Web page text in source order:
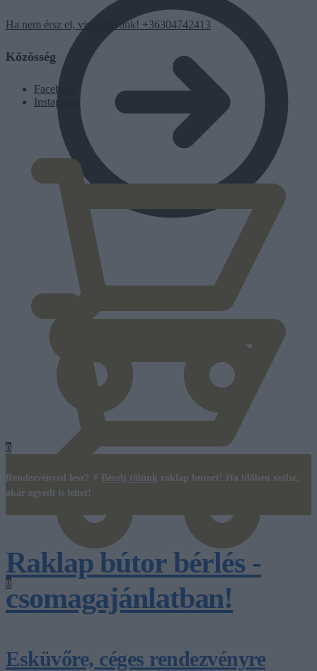
0
Ha nem érsz el, visszahívunk! +36304742413
Közösség
Facebook
Instagram
0
Rendezvényed lesz? ⚡ Bérelj tőlünk raklap bútort! Ha időben szólsz,
akár egyedi is lehet!
Raklap bútor bérlés -
csomagajánlatban!
Esküvőre, céges rendezvényre